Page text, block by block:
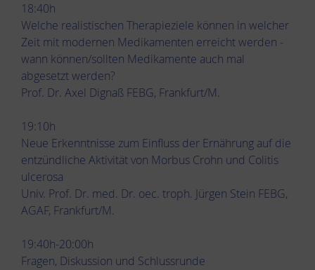
18:40h
Welche realistischen Therapieziele können in welcher
Zeit mit modernen Medikamenten erreicht werden -
wann können/sollten Medikamente auch mal
abgesetzt werden?
Prof. Dr. Axel Dignaß FEBG, Frankfurt/M.
19:10h
Neue Erkenntnisse zum Einfluss der Ernährung auf die
entzündliche Aktivität von Morbus Crohn und Colitis
ulcerosa
Univ. Prof. Dr. med. Dr. oec. troph. Jürgen Stein FEBG,
AGAF, Frankfurt/M.
19:40h-20:00h
Fragen, Diskussion und Schlussrunde